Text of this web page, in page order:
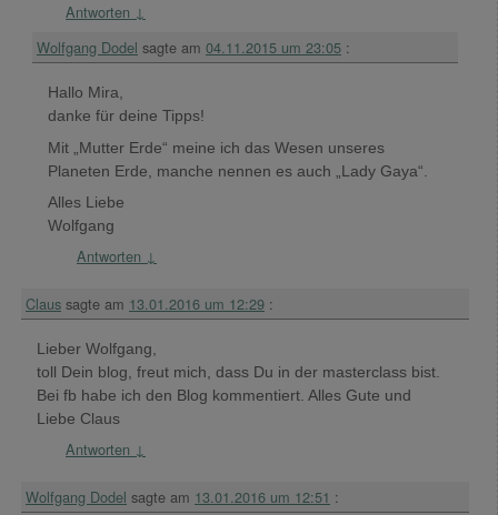
Antworten ↓
Wolfgang Dodel sagte am 04.11.2015 um 23:05 :
Hallo Mira,
danke für deine Tipps!
Mit „Mutter Erde“ meine ich das Wesen unseres
Planeten Erde, manche nennen es auch „Lady Gaya“.
Alles Liebe
Wolfgang
Antworten ↓
Claus sagte am 13.01.2016 um 12:29 :
Lieber Wolfgang,
toll Dein blog, freut mich, dass Du in der masterclass bist.
Bei fb habe ich den Blog kommentiert. Alles Gute und
Liebe Claus
Antworten ↓
Wolfgang Dodel sagte am 13.01.2016 um 12:51 :